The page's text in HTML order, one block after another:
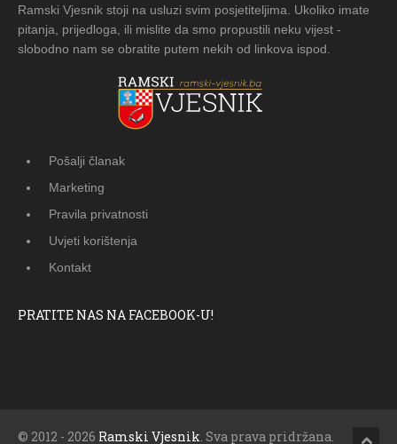
Ramski Vjesnik stoji na usluzi svim posjetiteljima. Ukoliko imate
pitanja, prijedloga, ili mislite da smo propustili neku vijest -
slobodno nam se obratite putem nekih od linkova ispod.
Pošalji članak
Marketing
Pravila privatnosti
Uvjeti korištenja
Kontakt
PRATITE NAS NA FACEBOOK-U!
© 2012 - 2026 Ramski Vjesnik. Sva prava pridržana.